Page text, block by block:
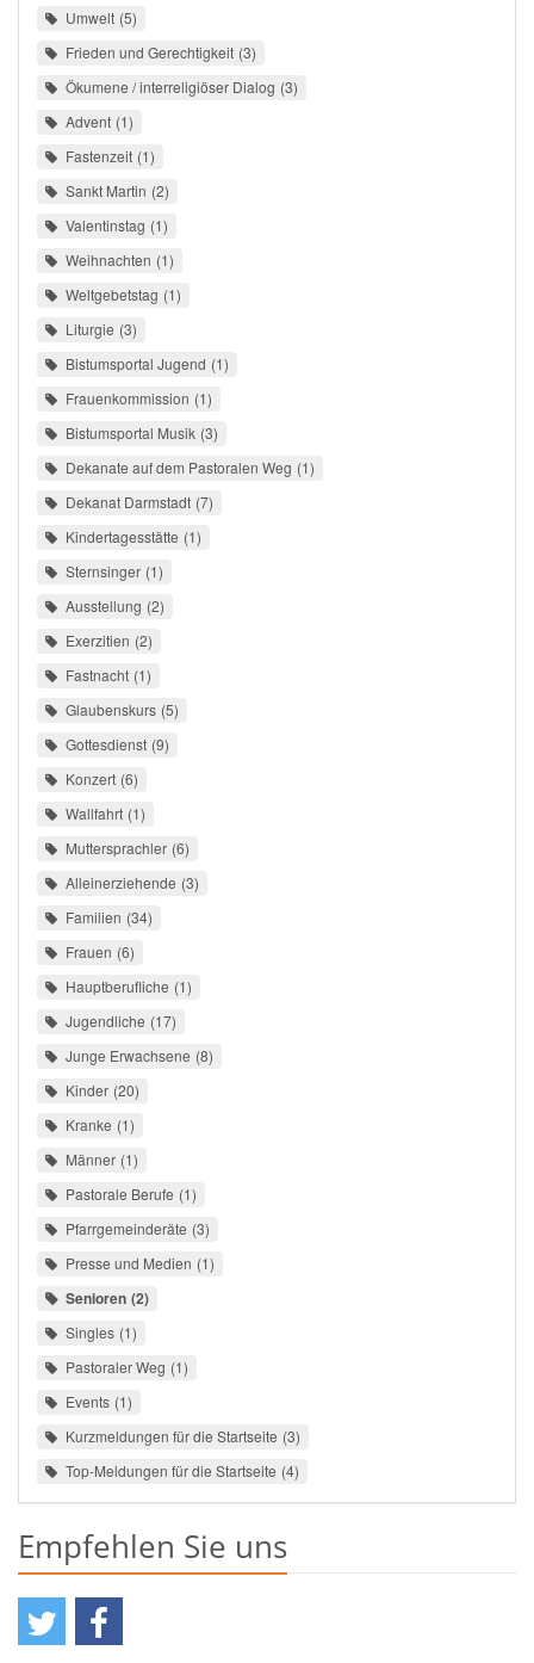
Umwelt 5
Frieden und Gerechtigkeit 3
Ökumene / interreligiöser Dialog 3
Advent 1
Fastenzeit 1
Sankt Martin 2
Valentinstag 1
Weihnachten 1
Weltgebetstag 1
Liturgie 3
Bistumsportal Jugend 1
Frauenkommission 1
Bistumsportal Musik 3
Dekanate auf dem Pastoralen Weg 1
Dekanat Darmstadt 7
Kindertagesstätte 1
Sternsinger 1
Ausstellung 2
Exerzitien 2
Fastnacht 1
Glaubenskurs 5
Gottesdienst 9
Konzert 6
Wallfahrt 1
Muttersprachler 6
Alleinerziehende 3
Familien 34
Frauen 6
Hauptberufliche 1
Jugendliche 17
Junge Erwachsene 8
Kinder 20
Kranke 1
Männer 1
Pastorale Berufe 1
Pfarrgemeinderäte 3
Presse und Medien 1
Senioren 2
Singles 1
Pastoraler Weg 1
Events 1
Kurzmeldungen für die Startseite 3
Top-Meldungen für die Startseite 4
Empfehlen Sie uns